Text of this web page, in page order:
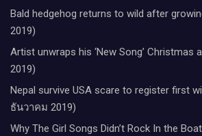
Bald hedgehog returns to wild after
2019)
Artist unwraps his ‘New Song’ Christmas
2019)
Nepal survive USA scare to register first
ธันวาคม 2019)
Why The Girl Songs Didn’t Rock In the